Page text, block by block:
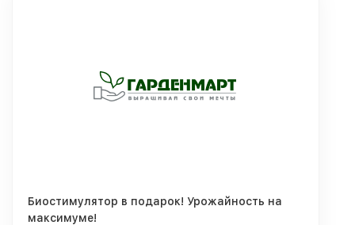
Биостимулятор в подарок! Урожайность на
максимуме!